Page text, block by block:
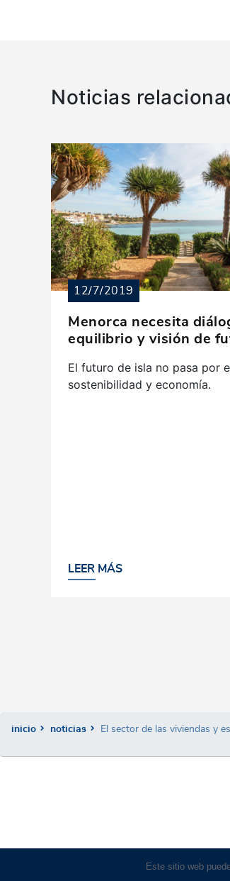
inicio noticias El sector de las viviendas y
Noticias
Menorca necesita
equilibrio y visión de
12/7/2019
El futuro de isla no pasa por
sostenibilidad y economía.
LEER MÁS
Este sitio web